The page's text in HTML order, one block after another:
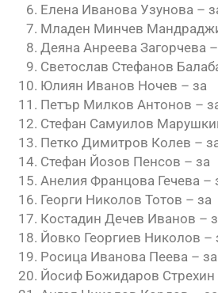
Елена Иванова Узунова –
Младен Минчев
Деяна Анреева Загорчева
Светослав Стефанов
Юлиян Иванов Ночев – за
Петър Милков Антонов –
Стефан Самуилов
Петко Димитров Колев –
Стефан Йозов Пенсов – за
Анелия Францова Гечева –
Георги Николов Тотов – за
Костадин Дечев Иванов –
Йовко Георгиев Николов –
Росица Иванова Пеева – за
Йосиф Божидаров Стрехин